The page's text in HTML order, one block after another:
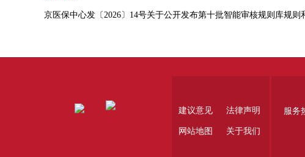
京医保中心发〔2026〕14号关于公开发布第十批智能审核规则库规则
建议意见 法律声明
网站地图 关于我们
服务